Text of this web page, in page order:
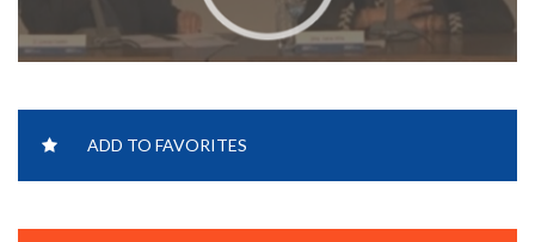
IRENE VILLA, PRESENTACIÓN LIBRO
ADD TO FAVORITES